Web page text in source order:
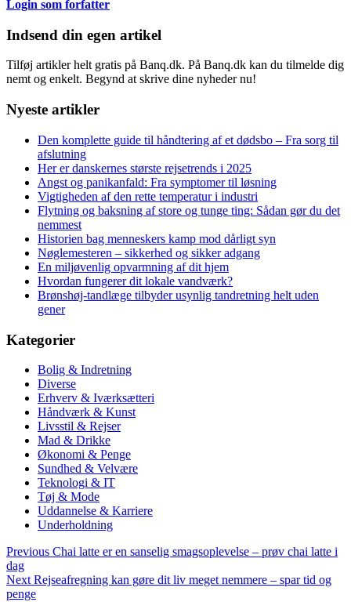
Login som forfatter
Indsend din egen artikel
Tilføj artikler helt gratis på Banq.dk. På Banq.dk kan du tilmelde dig
nemt og enkelt. Begynd at skrive dine nyheder nu!
Nyeste artikler
Den komplette guide til håndtering af et dødsbo – Fra sorg til
afslutning
Her er danskernes største rejsetrends i 2025
Angst og panikanfald: Fra symptomer til løsning
Vigtigheden af den rette temperatur i industri
Flytning og baksning af store og tunge ting: Sådan gør du det
nemmest
Historien bag menneskers kamp mod dårligt syn
Nøglemesteren – sikkerhed og sikker adgang
En miljøvenlig opvarmning af dit hjem
Hvordan fungerer dit lokale vandværk?
Brønshøj-tandlæge tilbyder usynlig tandretning helt uden
gener
Kategorier
Bolig & Indretning
Diverse
Erhverv & Iværksætteri
Håndværk & Kunst
Livsstil & Rejser
Mad & Drikke
Økonomi & Penge
Sundhed & Velvære
Teknologi & IT
Tøj & Mode
Uddannelse & Karriere
Underholdning
Previous Chai latte er en sanselig smagsoplevelse – prøv chai latte i
dag
Next Rejseafregning kan gøre dit liv meget nemmere – spar tid og
penge